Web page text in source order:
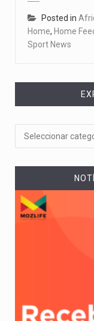
Posted in
Home, Home
Sport News